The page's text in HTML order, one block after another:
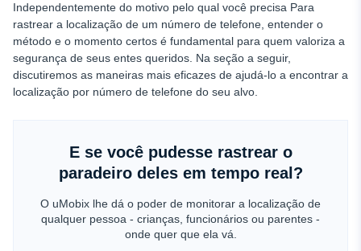
Independentemente do motivo pelo qual você precisa Para
rastrear a localização de um número de telefone, entender o
método e o momento certos é fundamental para quem valoriza a
segurança de seus entes queridos. Na seção a seguir,
discutiremos as maneiras mais eficazes de ajudá-lo a encontrar a
localização por número de telefone do seu alvo.
E se você pudesse rastrear o
paradeiro deles em tempo real?
O uMobix lhe dá o poder de monitorar a localização de
qualquer pessoa - crianças, funcionários ou parentes -
onde quer que ela vá.